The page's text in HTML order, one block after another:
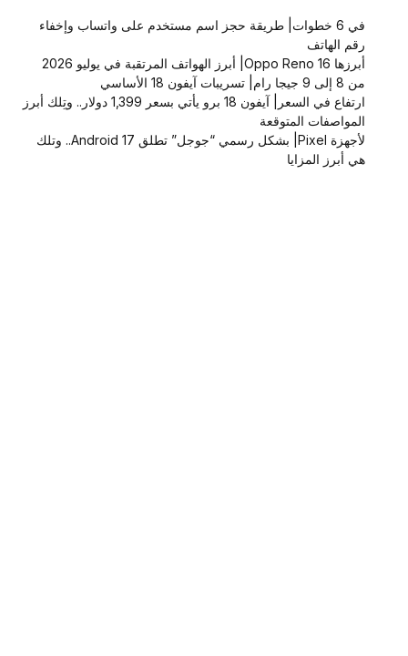
في 6 خطوات| طريقة حجز اسم مستخدم على واتساب وإخفاء
رقم الهاتف
أبرزها Oppo Reno 16| أبرز الهواتف المرتقبة في يوليو 2026
من 8 إلى 9 جيجا رام| تسريبات آيفون 18 الأساسي
ارتفاع في السعر| آيفون 18 برو يأتي بسعر 1,399 دولار.. وتِلك أبرز
المواصفات المتوقعة
لأجهزة Pixel| بشكل رسمي “جوجل” تطلق Android 17.. وتلك
هي أبرز المزايا